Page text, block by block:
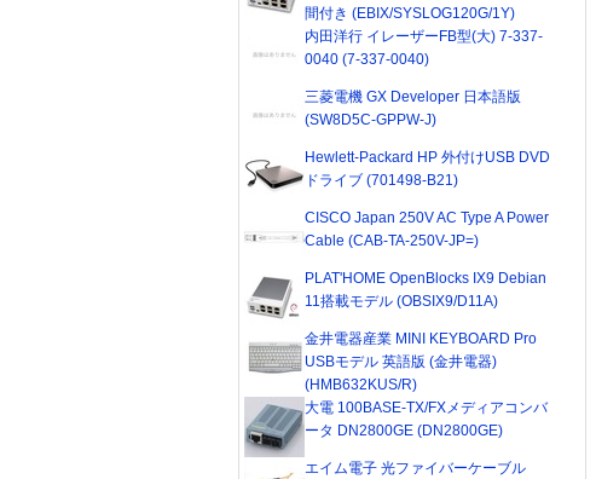
間付き (EBIX/SYSLOG120G/1Y)
内田洋行 イレーザーFB型(大) 7-337-
0040 (7-337-0040)
三菱電機 GX Developer 日本語版
(SW8D5C-GPPW-J)
Hewlett-Packard HP 外付けUSB DVD
ドライブ (701498-B21)
CISCO Japan 250V AC Type A Power
Cable (CAB-TA-250V-JP=)
PLAT'HOME OpenBlocks IX9 Debian
11搭載モデル (OBSIX9/D11A)
金井電器産業 MINI KEYBOARD Pro
USBモデル 英語版 (金井電器)
(HMB632KUS/R)
大電 100BASE-TX/FXメディアコンバ
ータ DN2800GE (DN2800GE)
エイム電子 光ファイバーケーブル